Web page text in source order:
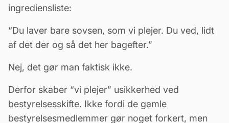
ingrediensliste:
“Du laver bare sovsen, som vi plejer. Du ved, lidt
af det der og så det her bagefter.”
Nej, det gør man faktisk ikke.
Derfor skaber “vi plejer” usikkerhed ved
bestyrelsesskifte. Ikke fordi de gamle
bestyrelsesmedlemmer gør noget forkert, men